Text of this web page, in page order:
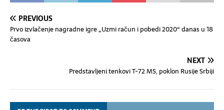
PREVIOUS
Prvo izvlačenje nagradne igre „Uzmi račun i pobedi 2020“ danas u 18
časova
NEXT
Predstavljeni tenkovi T-72 MS, poklon Rusije Srbiji